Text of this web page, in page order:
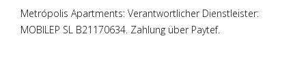
Metrópolis Apartments: Verantwortlicher Dienstleister:
MOBILEP SL B21170634. Zahlung über Paytef.